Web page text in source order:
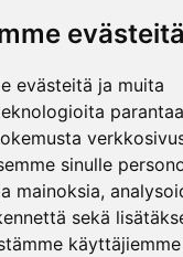
evästeitä
evästeitä ja muita
sinulle
mainoksia,
sekä